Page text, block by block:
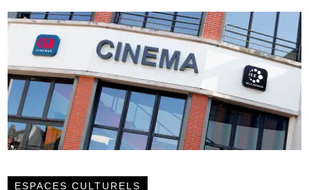
ESPACES CULTURELS